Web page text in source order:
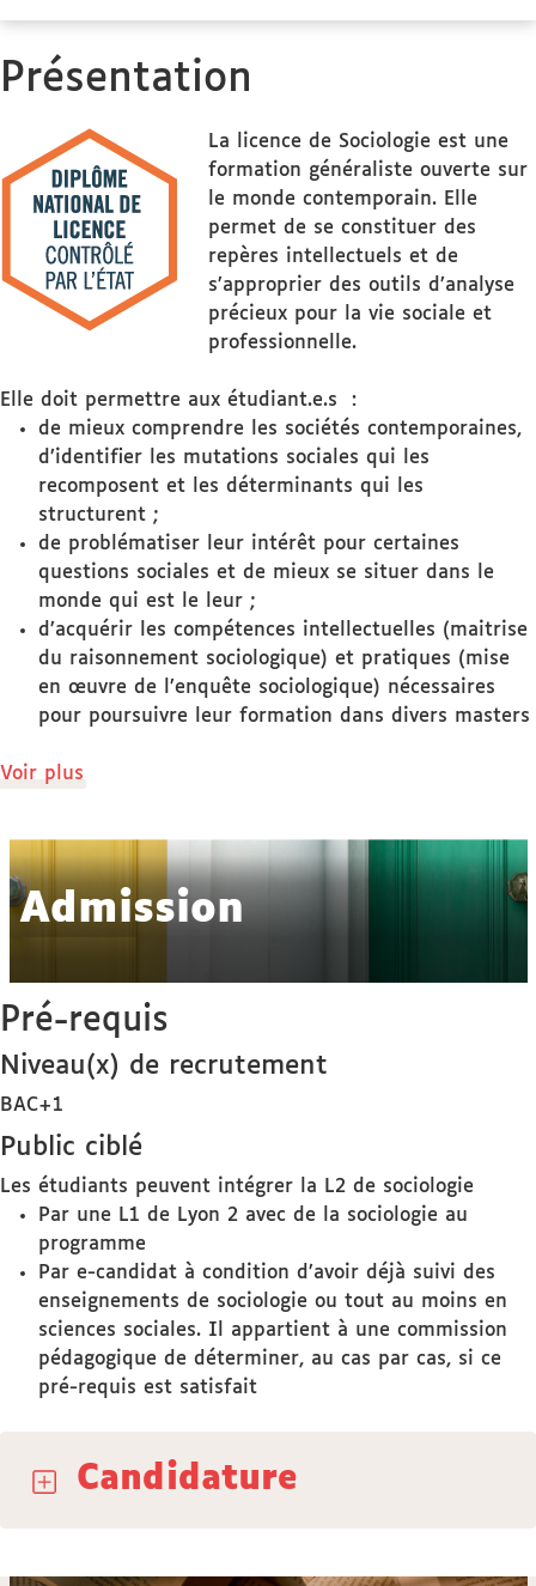
Présentation
La licence de Sociologie est une
formation généraliste ouverte sur
le monde contemporain. Elle
permet de se constituer des
repères intellectuels et de
s’approprier des outils d’analyse
précieux pour la vie sociale et
professionnelle.
Elle doit permettre aux étudiant.e.s :
de mieux comprendre les sociétés contemporaines,
d’identifier les mutations sociales qui les
recomposent et les déterminants qui les
structurent ;
de problématiser leur intérêt pour certaines
questions sociales et de mieux se situer dans le
monde qui est le leur ;
d’acquérir les compétences intellectuelles (maitrise
du raisonnement sociologique) et pratiques (mise
en œuvre de l’enquête sociologique) nécessaires
pour poursuivre leur formation dans divers masters
Voir plus
Admission
Pré-requis
Niveau(x) de recrutement
BAC+1
Public ciblé
Les étudiants peuvent intégrer la L2 de sociologie
Par une L1 de Lyon 2 avec de la sociologie au
programme
Par e-candidat à condition d’avoir déjà suivi des
enseignements de sociologie ou tout au moins en
sciences sociales. Il appartient à une commission
pédagogique de déterminer, au cas par cas, si ce
pré-requis est satisfait
Candidature